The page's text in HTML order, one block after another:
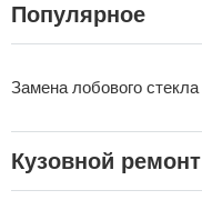
Популярное
Замена лобового стекла
Кузовной ремонт